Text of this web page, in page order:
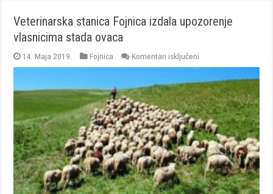
Veterinarska stanica Fojnica izdala upozorenje
vlasnicima stada ovaca
14. Maja 2019. Fojnica Komentari isključeni
Veterinarska
Fojnica
izdala
upozorenje
vlasnicima
stada
ovaca